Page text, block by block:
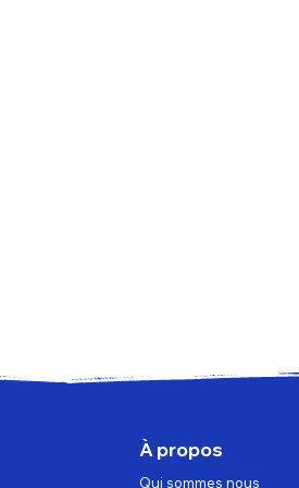
À propos
Qui sommes nous